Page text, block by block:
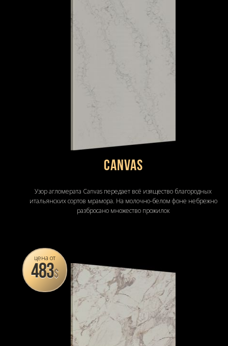
Canvas
Узор агломерата Canvas передает всё изящество благородных
итальянских сортов мрамора. На молочно-белом фоне небрежно
разбросано множество прожилок
цена от
483$